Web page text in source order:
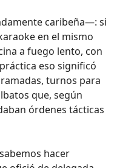
caribeña—: si
en el mismo
a fuego lento, con
eso significó
turnos para
que, según
órdenes tácticas
hacer